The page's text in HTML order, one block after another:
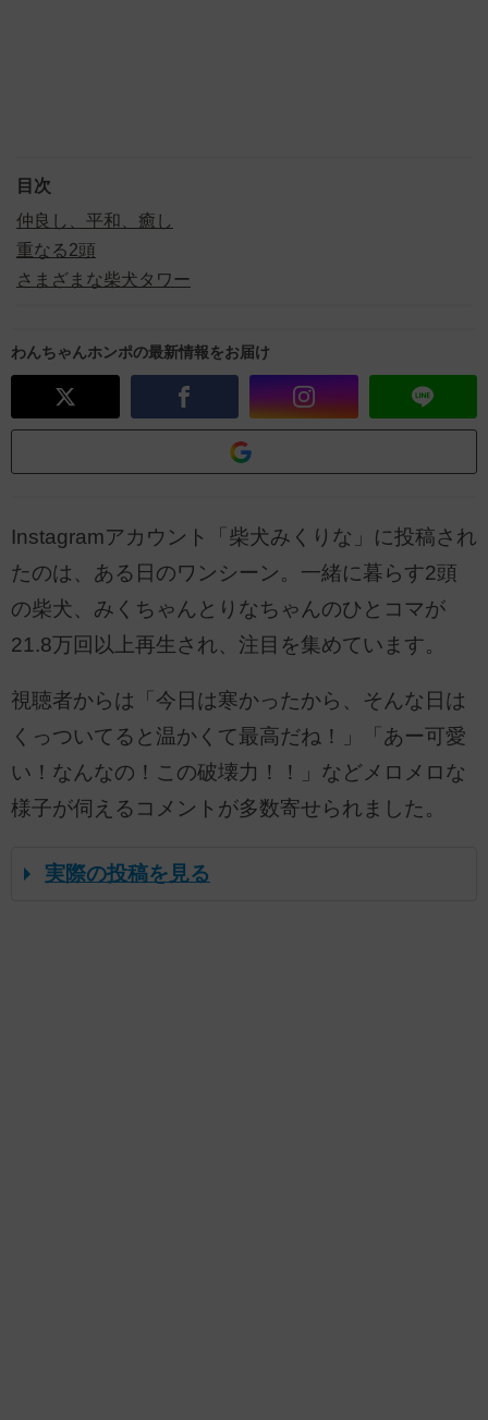
目次
仲良し、平和、癒し
重なる2頭
さまざまな柴犬タワー
わんちゃんホンポの最新情報をお届け
Instagramアカウント「柴犬みくりな」に投稿され
たのは、ある日のワンシーン。一緒に暮らす2頭
の柴犬、みくちゃんとりなちゃんのひとコマが
21.8万回以上再生され、注目を集めています。
視聴者からは「今日は寒かったから、そんな日は
くっついてると温かくて最高だね！」「あー可愛
い！なんなの！この破壊力！！」などメロメロな
様子が伺えるコメントが多数寄せられました。
実際の投稿を見る